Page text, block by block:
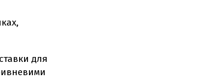
для